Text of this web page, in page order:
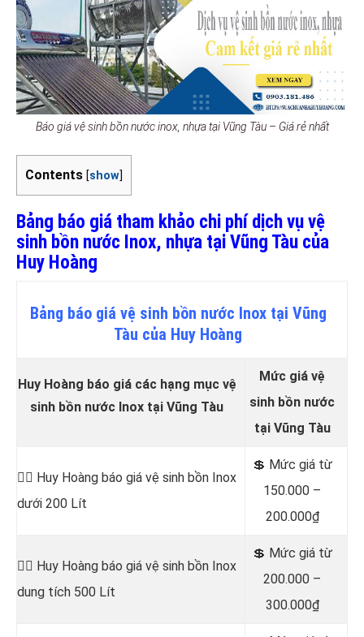
Báo giá vệ sinh bồn nước inox, nhựa tại Vũng Tàu – Giá rẻ nhất
Contents [show]
Bảng báo giá tham khảo chi phí dịch vụ vệ
sinh bồn nước Inox, nhựa tại Vũng Tàu của
Huy Hoàng
Bảng báo giá vệ sinh bồn nước Inox tại Vũng
Tàu của Huy Hoàng
Huy Hoàng báo giá các hạng mục vệ
sinh bồn nước Inox tại Vũng Tàu
Mức giá vệ
sinh bồn nước
tại Vũng Tàu
👷‍♂️ Huy Hoàng báo giá vệ sinh bồn Inox
dưới 200 Lít
💲 Mức giá từ
150.000 –
200.000₫
👷‍♂️ Huy Hoàng báo giá vệ sinh bồn Inox
dung tích 500 Lít
💲 Mức giá từ
200.000 –
300.000₫